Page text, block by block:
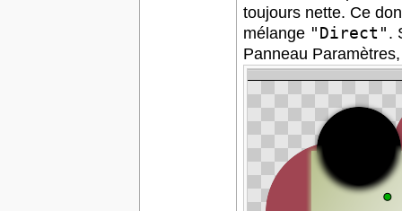
toujours nette. Ce
mélange "Direct" .
Panneau